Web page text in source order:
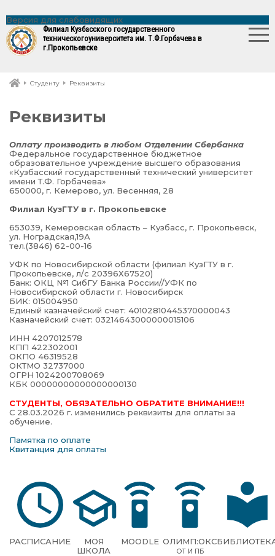
Версия для слабовидящих
Филиал Кузбасского государственного
техническогоуниверситета им. Т.Ф.Горбачева в
г.Прокопьевске
Студенту Реквизиты
Реквизиты
Оплату производить в любом Отделении Сбербанка
Федеральное государственное бюджетное
образовательное учреждение высшего образования
«Кузбасский государственный технический университет
имени Т.Ф. Горбачева»
650000, г. Кемерово, ул. Весенняя, 28
Филиал КузГТУ в г. Прокопьевске
653039, Кемеровская область – Кузбасс, г. Прокопьевск,
ул. Ноградская,19А
тел.(3846) 62-00-16
УФК по Новосибирской области (филиал КузГТУ в г.
Прокопьевске, л/с 20396Х67520)
Банк: ОКЦ №1 СибГУ Банка России//УФК по
Новосибирской области г. Новосибирск
БИК: 015004950
Единый казначейский счет: 40102810445370000043
Казначейский счет: 03214643000000015106
ИНН 4207012578
КПП 422302001
ОКПО 46319528
ОКТМО 32737000
ОГРН 1024200708069
КБК 00000000000000000130
СТУДЕНТЫ, ОБЯЗАТЕЛЬНО ОБРАТИТЕ ВНИМАНИЕ!!!
С 28.03.2026 г. изменились реквизиты для оплаты за
обучение.
Памятка по оплате
Квитанция для оплаты
РАСПИСАНИЕ
МОЯ
ШКОЛА
MOODLE ОЛИМП:ОКС
ОТ И ПБ